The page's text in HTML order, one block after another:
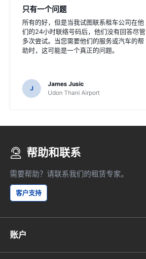
只有一个问题
所有的好，但是当我试图联系租车公司在他
们的24小时联络号码后，他们没有回答尽管
多次尝试。当您需要他们的服务或汽车的帮
助时，这可能是一个真正的问题。
J
James Jusic
Udon Thani Airport
帮助和联系
需要帮助？请联系我们的租赁专家。
客户支持
账户